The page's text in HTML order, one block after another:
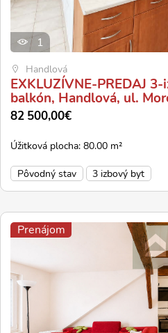
1
Handlová
EXKLUZÍVNE-PREDAJ
balkón, Handlová, ul.
82 500,00€
Úžitková plocha: 80.00 m²
Pôvodný stav
3 izbový byt
Prenájom